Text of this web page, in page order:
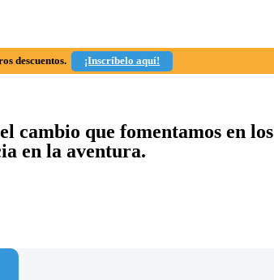
descuentos. ¡Inscríbelo aquí!
cambio que fomentamos en
en la aventura.